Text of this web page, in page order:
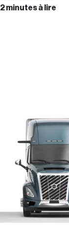
2 minutes à lire